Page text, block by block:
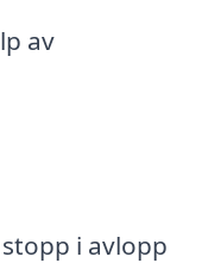
av
i avlopp